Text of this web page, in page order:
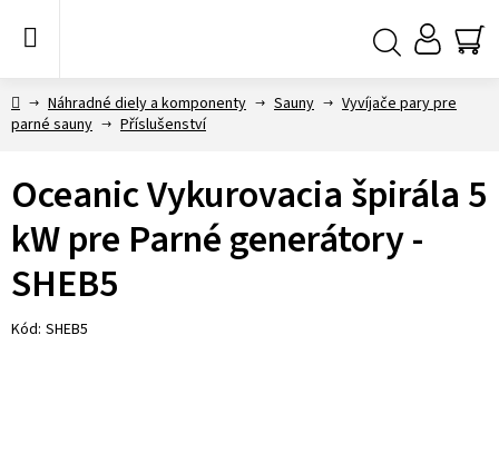
DomovNáhradné diely a komponenty Sauny
Vyvíjače pary pre
parné sauny
Příslušenství
Oceanic Vykurovacia špirála 5
kW pre Parné generátory -
SHEB5
Kód: SHEB5